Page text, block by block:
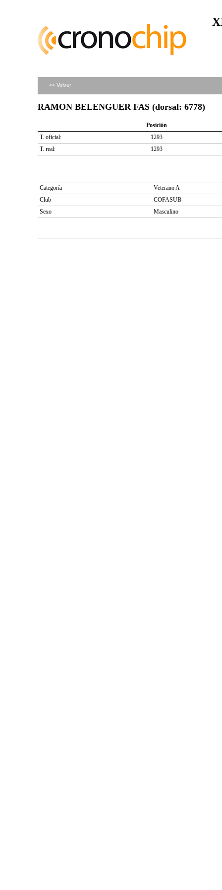
<< Volver
RAMON BELENGUER FAS (dorsal: 6778)
Posición
T. oficial:
1293
T. real:
1293
Categoría
Veterano A
Club
COFASUB
Sexo
Masculino